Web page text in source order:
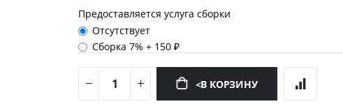
Предоставляется услуга сборки
Отсутствует
Сборка 7%+ 150 ₽
<В КОРЗИНУ